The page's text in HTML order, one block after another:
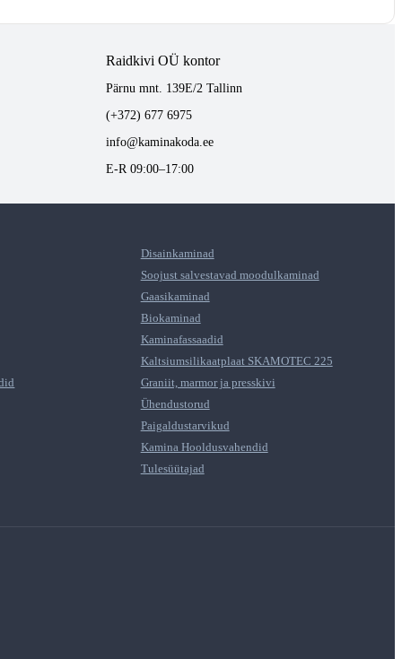
Raidkivi OÜ kontor
Pärnu mnt. 139E/2 Tallinn
(+372) 677 6975
info@kaminakoda.ee
E-R 09:00–17:00
Disainkaminad
Soojust salvestavad moodulkaminad
Gaasikaminad
Biokaminad
Kaminafassaadid
Kaltsiumsilikaatplaat SKAMOTEC 225
Graniit, marmor ja presskivi
Ühendustorud
Paigaldustarvikud
Kamina Hooldusvahendid
Tulesüütajad